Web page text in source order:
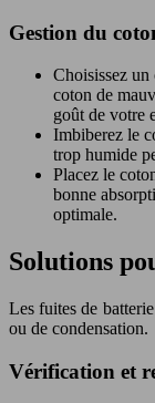
Gestion du
Choisissez
coton de
goût de votre
Imbiberez le
trop humide
Placez le
bonne
optimale.
Solutions
Les fuites de
ou de condensation.
Vérification et